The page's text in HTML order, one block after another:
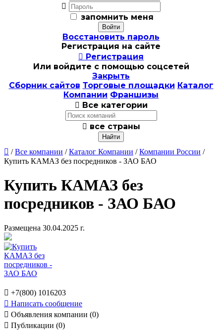

запомнить меня
Восстановить пароль
Регистрация на сайте
 Регистрация
Или войдите с помощью соцсетей
Закрыть
Сборник сайтов Торговые площадки Каталог
Компании Франшизы
 Все категории
 все страны
 /Все компании /Каталог Компании /Компании России /
Купить КАМАЗ без посредников - ЗАО БАО
Купить КАМАЗ без
посредников - ЗАО БАО
Размещена 30.04.2025 г.
 +7(800) 1016203
 Написать сообщение
 Объявления компании (0)
 Публикации (0)